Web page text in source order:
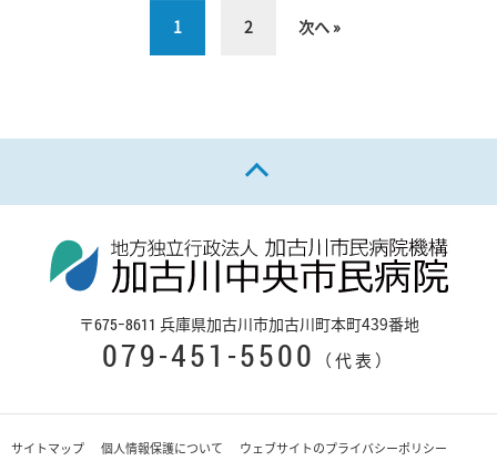
1 2 次へ »
ページの先頭へ戻る
〒675−8611 兵庫県加古川市加古川町本町439番地
079-451-5500 （代表）
サイトマップ 個人情報保護について ウェブサイトのプライバシーポリシー